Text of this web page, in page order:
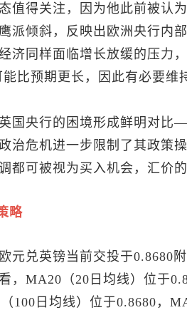
值得关注，因为他此前被认
派倾斜，反映出欧洲央行内
济同样面临增长放缓的压力
能比预期更长，因此有必要维
国央行的困境形成鲜明对
治危机进一步限制了其政策
都可被视为买入机会，汇价
略
元兑英镑当前交投于0.8680
，MA20（20日均线）位于
100日均线）位于0.8680，